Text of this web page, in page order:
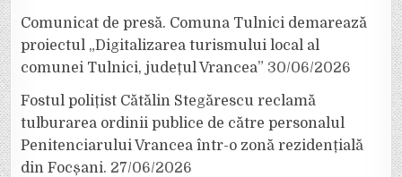
Comunicat de presă. Comuna Tulnici demarează
proiectul „Digitalizarea turismului local al
comunei Tulnici, județul Vrancea” 30/06/2026
Fostul polițist Cătălin Stegărescu reclamă
tulburarea ordinii publice de către personalul
Penitenciarului Vrancea într-o zonă rezidențială
din Focșani. 27/06/2026